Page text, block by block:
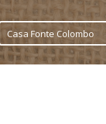
Casa Fonte Colombo